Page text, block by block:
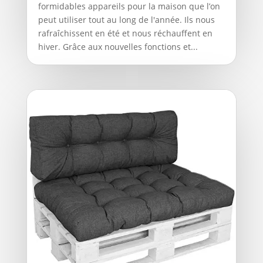
formidables appareils pour la maison que l’on
peut utiliser tout au long de l'année. Ils nous
rafraîchissent en été et nous réchauffent en
hiver. Grâce aux nouvelles fonctions et...